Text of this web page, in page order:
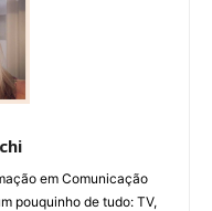
em Comunicação
pouquinho de tudo: TV,